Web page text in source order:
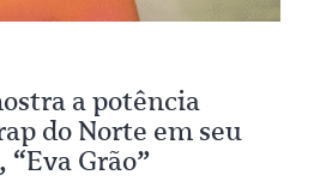
a potência
do Norte em seu
“Eva Grão”